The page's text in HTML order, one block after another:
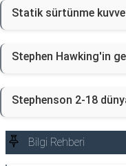
Statik sürtünme
Stephen Hawking'in
Stephenson 2-18
Bilgi Rehberi